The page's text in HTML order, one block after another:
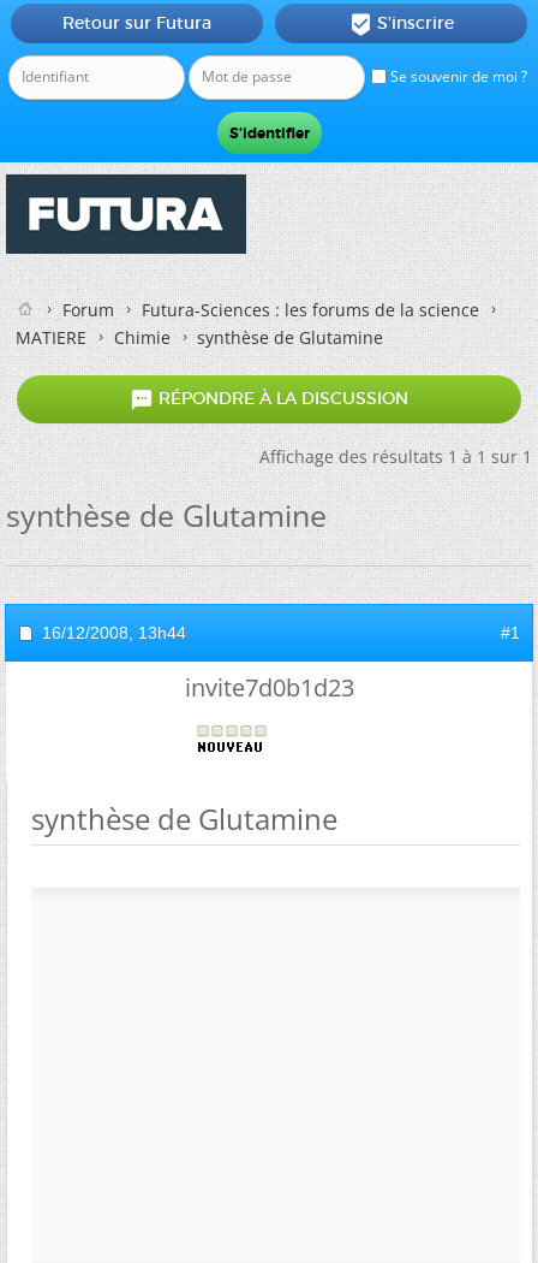
Se souvenir de moi ?
Retour sur Futura  S'inscrire
Forum
Futura-Sciences : les forums de la science
MATIERE
Chimie synthèse de Glutamine
 RÉPONDRE À LA DISCUSSION
Affichage des résultats 1 à 1 sur 1
synthèse de Glutamine
16/12/2008, 13h44 #1
invite7d0b1d23
synthèse de Glutamine